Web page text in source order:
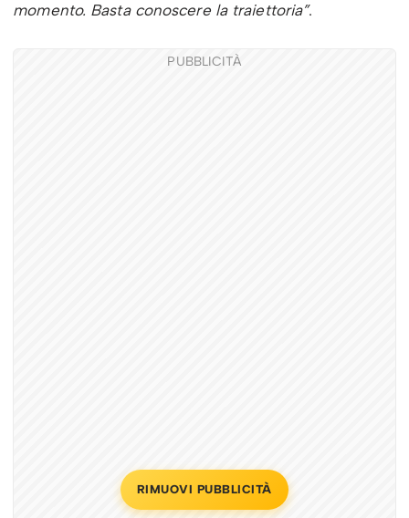
momento. Basta conoscere la traiettoria”.
PUBBLICITÀ
RIMUOVI PUBBLICITÀ